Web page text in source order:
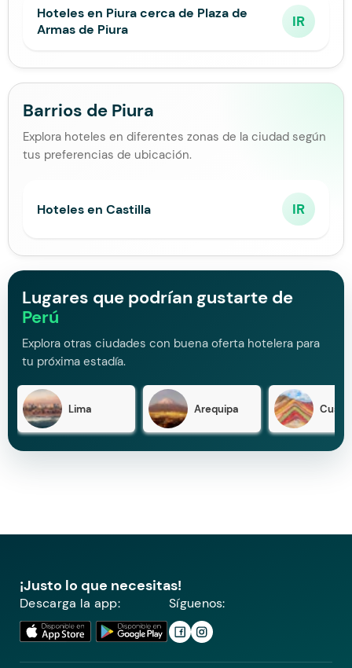
Hoteles en Piura cerca de Plaza de
Armas de Piura
IR
Barrios de Piura
Explora hoteles en diferentes zonas de la ciudad según
tus preferencias de ubicación.
Hoteles en Castilla IR
Lugares que podrían gustarte de
Perú
Explora otras ciudades con buena oferta hotelera para
tu próxima estadía.
Lima Arequipa Cusco
¡Justo lo que necesitas!
Descarga la app: Síguenos: